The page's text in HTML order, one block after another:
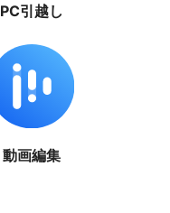
PC引越し
動画編集